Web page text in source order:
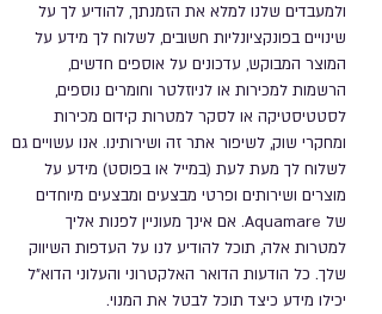
ולמעבדים שלנו למלא את הזמנתך, להודיע ​​לך על
שינויים בפונקציונליות חשובים, לשלוח לך מידע על
המוצר המבוקש, עדכונים על אוספים חדשים,
הרשמות למכירות או לניוזלטר וחומרים נוספים,
לסטטיסטיקה או לסקר למטרות קידום מכירות
ומחקרי שוק, לשיפור אתר זה ושירותינו. אנו עשויים גם
לשלוח לך מעת לעת (במייל או בפוסט) מידע על
מוצרים ושירותים ופרטי מבצעים ומבצעים מיוחדים
של Aquamare. אם אינך מעוניין לפנות אליך
למטרות אלה, תוכל להודיע ​​לנו על העדפות השיווק
שלך. כל הודעות הדואר האלקטרוני והעלוני הדוא"ל
יכילו מידע כיצד תוכל לבטל את המנוי.